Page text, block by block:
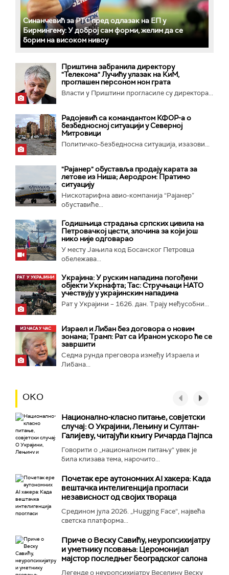
Синанчевић за РТС пред одлазак на ЕП у
Бирмингему: У доброј сам форми, желим да се
борим на високом нивоу
Приштина забранила директору
"Телекома" Лучићу улазак на КиМ,
проглашен персоном нон грата
Власти у Приштини прогласиле су директора...
Радојевић са командантом КФОР-а о
безбедносној ситуацији у Северној
Митровици
Политичко-безбедносна ситуација, изазови...
"Рајанер" обуставља продају карата за
летове из Ниша; Аеродром: Пратимо
ситуацију
Нискотарифна авио-компанија “Рајанер”
обуставиће...
Годишњица страдања српских цивила на
Петровачкој цести, злочина за који још
нико није одговарао
У месту Јањила код Босанског Петровца
обележава...
Украјина: У руским нападима погођени
објекти Укрнафта; Тас: Стручњаци НАТО
учествују у украјинским нападима
Рат у Украјини – 1626. дан. Трају међусобни...
Израел и Либан без договора о новим
зонама; Трамп: Рат са Ираном ускоро ће се
завршити
Седма рунда преговора између Израела и
Либана...
ОКО
Национално-класнo питање, совјетски
случај: О Украјини, Лењину и Султан-
Галијеву, читајући књигу Ричарда Пајпса
Говорити о „националном питању“ увек је
била клизава тема, нарочито...
Почетак ере аутономних AI хакера: Када
вештачка интелигенција прогласи
независност од својих твораца
Средином јула 2026. „Hugging Face“, највећа
светска платформа...
Приче о Веску Савићу, неуропсихијатру
и уметнику псовања: Церомонијал
мајстор последњег београдског салона
Легенде о неуропсихијатру Веселину Веску